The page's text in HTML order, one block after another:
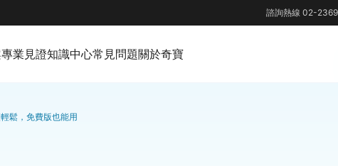
諮詢熱線 02-
專業見證知識中心常見問題關於奇寶
鬆，免費版也能用